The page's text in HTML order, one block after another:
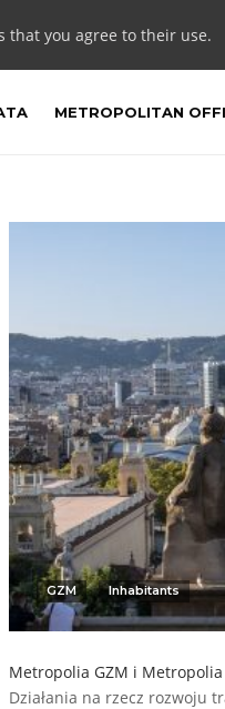
that you agree to their use.
METROPOLITAN
GZM Inhabitants
Metropolia GZM i
Działania na rzecz rozwoju